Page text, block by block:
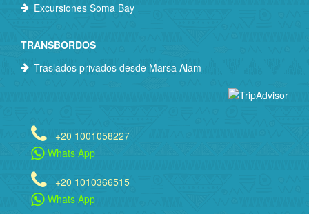
Excursiones Soma Bay
TRANSBORDOS
Traslados privados desde Marsa Alam
+20 1001058227
Whats App
+20 1010366515
Whats App